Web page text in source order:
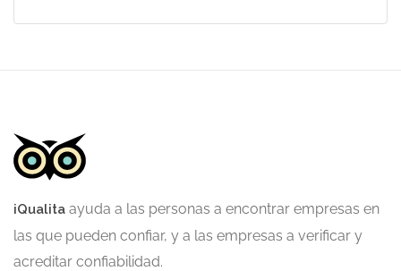
iQualita ayuda a las personas a encontrar empresas en
las que pueden confiar, y a las empresas a verificar y
acreditar confiabilidad.